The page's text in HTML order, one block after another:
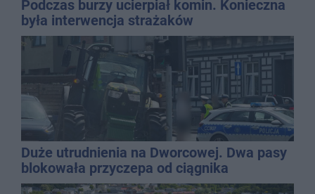
Podczas burzy ucierpiał komin. Konieczna
była interwencja strażaków
Duże utrudnienia na Dworcowej. Dwa pasy
blokowała przyczepa od ciągnika